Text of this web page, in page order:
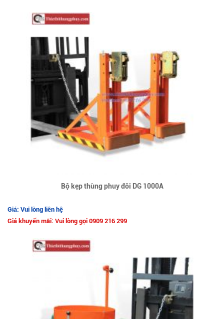
Bộ kẹp thùng phuy đôi DG 1000A
Giá: Vui lòng liên hệ
Giá khuyến mãi: Vui lòng gọi 0909 216 299